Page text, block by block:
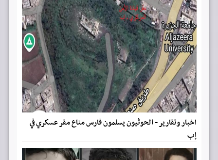
اخبار وتقارير - الحوثيون يسلمون فارس مناع مقر عسكري في
إب